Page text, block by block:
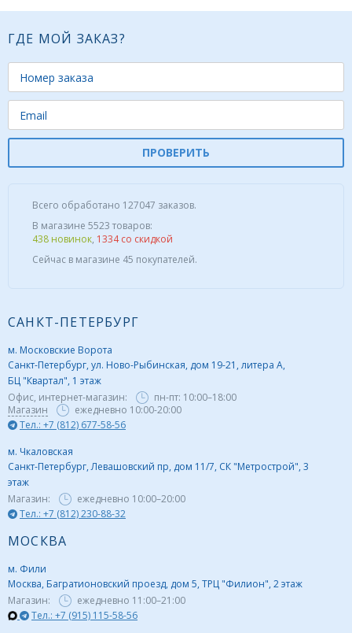
ГДЕ МОЙ ЗАКАЗ?
ПРОВЕРИТЬ
Всего обработано 127047 заказов.
В магазине 5523 товаров:
438 новинок, 1334 со скидкой
Сейчас в магазине 45 покупателей.
САНКТ-ПЕТЕРБУРГ
м. Московские Ворота
Санкт-Петербург, ул. Ново-Рыбинская, дом 19-21, литера А,
БЦ "Квартал", 1 этаж
Офис, интернет-магазин:
пн-пт: 10:00–18:00
Магазин
ежедневно 10:00-20:00
Тел.: +7 (812) 677-58-56
м. Чкаловская
Санкт-Петербург, Левашовский пр, дом 11/7, СК "Метрострой", 3
этаж
Магазин:
ежедневно 10:00–20:00
Тел.: +7 (812) 230-88-32
МОСКВА
м. Фили
Москва, Багратионовский проезд, дом 5, ТРЦ "Филион", 2 этаж
Магазин:
ежедневно 11:00–21:00
Тел.: +7 (915) 115-58-56